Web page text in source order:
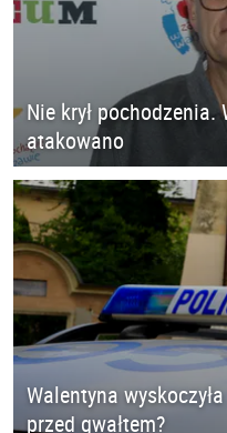
Nie krył
atakowano
Walentyna
przed gwałtem?